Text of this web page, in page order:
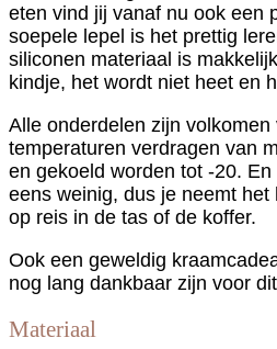
eten vind jij vanaf nu ook een
soepele lepel is het prettig
siliconen materiaal is
kindje, het wordt niet heet en
Alle onderdelen zijn volkomen
temperaturen verdragen van
en gekoeld worden tot -20.
eens weinig, dus je neemt
op reis in de tas of de koffer.
Ook een geweldig
nog lang dankbaar zijn voor
Materiaal